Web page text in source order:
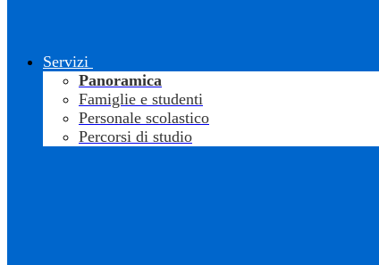
Servizi
Panoramica
Famiglie e studenti
Personale scolastico
Percorsi di studio